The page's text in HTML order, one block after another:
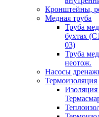
Кронштейны,
Медная труба
Труба
бухтах
03)
Труба
неотож.
Насосы
Термоизоляция
Изоляция